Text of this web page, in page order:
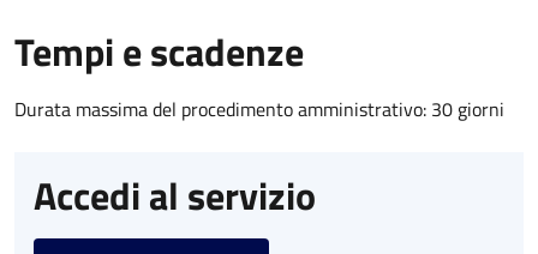
Tempi e scadenze
Durata massima del procedimento amministrativo: 30 giorni
Accedi al servizio